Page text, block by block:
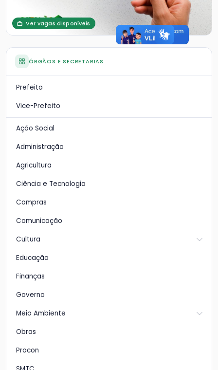
Ver vagas disponíveis
ÓRGÃOS E SECRETARIAS
Prefeito
Vice-Prefeito
Ação Social
Administração
Agricultura
Ciência e Tecnologia
Compras
Comunicação
Cultura
Educação
Finanças
Governo
Meio Ambiente
Obras
Procon